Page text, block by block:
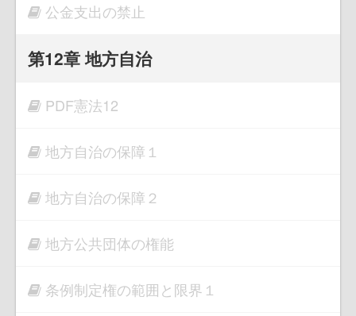
公金支出の禁止
第12章 地方自治
PDF憲法12
地方自治の保障１
地方自治の保障２
地方公共団体の権能
条例制定権の範囲と限界１